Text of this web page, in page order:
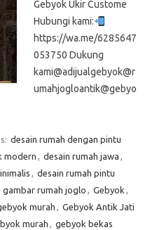
Gebyok Ukir Custome
Hubungi kami:
https://wa.me/6285647
053750 Dukung
kami@adijualgebyok@r
umahjogloantik@gebyo
desain rumah dengan pintu
modern , desain rumah jawa ,
, desain rumah pintu
gambar rumah joglo , Gebyok ,
murah , Gebyok Antik Jati
murah , gebyok bekas